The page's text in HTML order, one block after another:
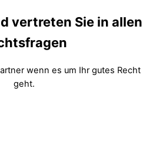
vertreten Sie in allen
wenn es um Ihr gutes Recht
geht.